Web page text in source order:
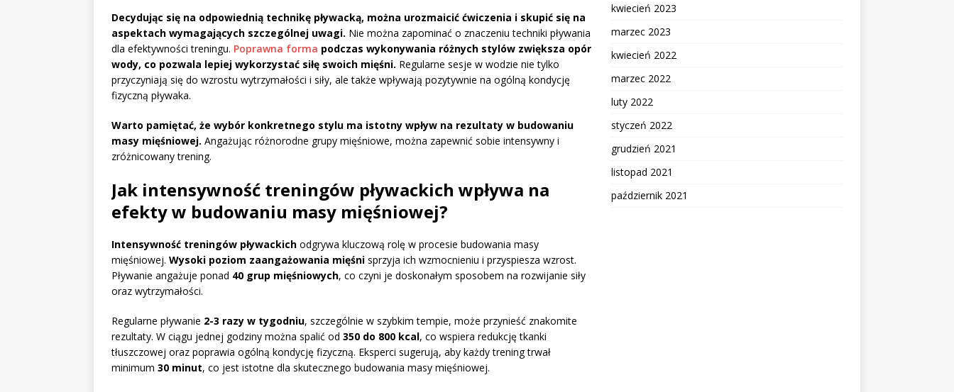
Decydując się na odpowiednią technikę pływacką, można urozmaicić ćwiczenia i skupić się na
aspektach wymagających szczególnej uwagi. Nie można zapominać o znaczeniu techniki pływania
dla efektywności treningu. Poprawna forma podczas wykonywania różnych stylów zwiększa opór
wody, co pozwala lepiej wykorzystać siłę swoich mięśni. Regularne sesje w wodzie nie tylko
przyczyniają się do wzrostu wytrzymałości i siły, ale także wpływają pozytywnie na ogólną kondycję
fizyczną pływaka.
Warto pamiętać, że wybór konkretnego stylu ma istotny wpływ na rezultaty w budowaniu
masy mięśniowej. Angażując różnorodne grupy mięśniowe, można zapewnić sobie intensywny i
zróżnicowany trening.
Jak intensywność treningów pływackich wpływa na
efekty w budowaniu masy mięśniowej?
Intensywność treningów pływackich odgrywa kluczową rolę w procesie budowania masy
mięśniowej. Wysoki poziom zaangażowania mięśni sprzyja ich wzmocnieniu i przyspiesza wzrost.
Pływanie angażuje ponad 40 grup mięśniowych, co czyni je doskonałym sposobem na rozwijanie siły
oraz wytrzymałości.
Regularne pływanie 2-3 razy w tygodniu, szczególnie w szybkim tempie, może przynieść znakomite
rezultaty. W ciągu jednej godziny można spalić od 350 do 800 kcal, co wspiera redukcję tkanki
tłuszczowej oraz poprawia ogólną kondycję fizyczną. Eksperci sugerują, aby każdy trening trwał
minimum 30 minut, co jest istotne dla skutecznego budowania masy mięśniowej.
kwiecień 2023
marzec 2023
kwiecień 2022
marzec 2022
luty 2022
styczeń 2022
grudzień 2021
listopad 2021
październik 2021